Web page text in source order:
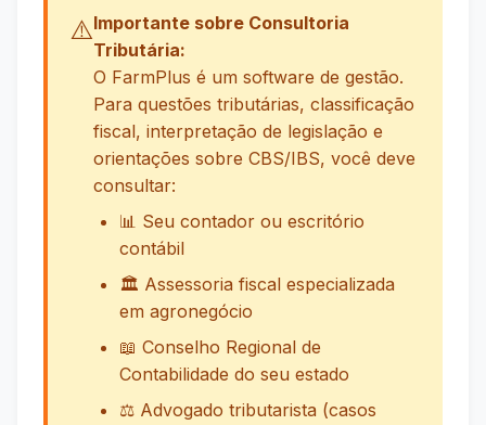
⚠️Importante sobre Consultoria
Tributária:
O FarmPlus é um software de gestão.
Para questões tributárias, classificação
fiscal, interpretação de legislação e
orientações sobre CBS/IBS, você deve
consultar:
📊 Seu contador ou escritório
contábil
🏛️ Assessoria fiscal especializada
em agronegócio
📖 Conselho Regional de
Contabilidade do seu estado
⚖️ Advogado tributarista (casos